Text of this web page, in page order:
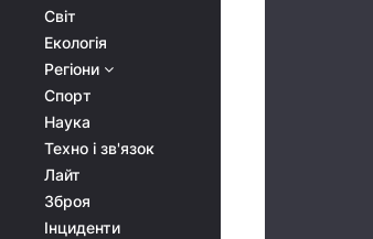
Світ
Екологія
Регіони
Спорт
Наука
Техно і зв'язок
Лайт
Зброя
Інциденти